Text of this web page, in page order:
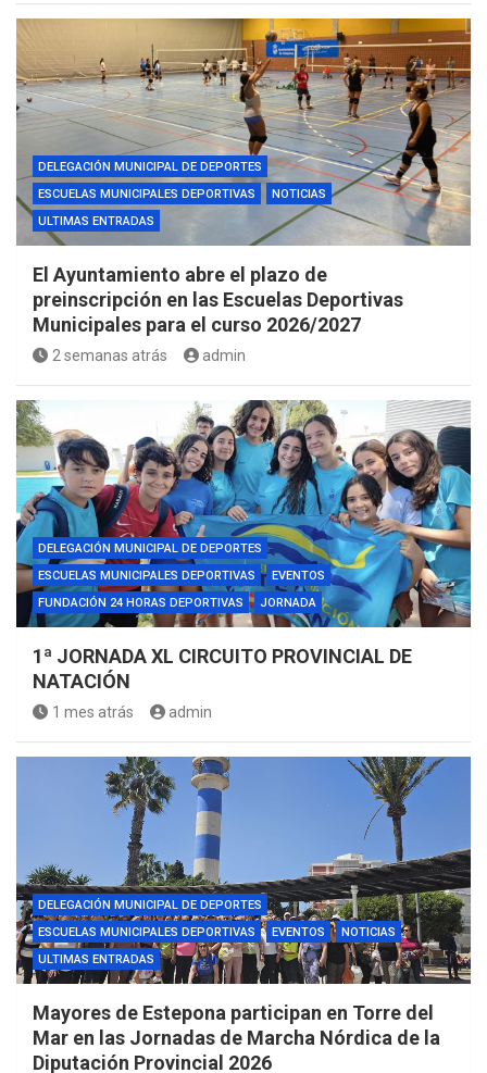
DELEGACIÓN MUNICIPAL DE DEPORTES
ESCUELAS MUNICIPALES DEPORTIVAS
NOTICIAS
ULTIMAS ENTRADAS
El Ayuntamiento abre el plazo de
preinscripción en las Escuelas Deportivas
Municipales para el curso 2026/2027
2 semanas atrás admin
DELEGACIÓN MUNICIPAL DE DEPORTES
ESCUELAS MUNICIPALES DEPORTIVAS
EVENTOS
FUNDACIÓN 24 HORAS DEPORTIVAS
JORNADA
1ª JORNADA XL CIRCUITO PROVINCIAL DE
NATACIÓN
1 mes atrás admin
DELEGACIÓN MUNICIPAL DE DEPORTES
ESCUELAS MUNICIPALES DEPORTIVAS
EVENTOS
NOTICIAS
ULTIMAS ENTRADAS
Mayores de Estepona participan en Torre del
Mar en las Jornadas de Marcha Nórdica de la
Diputación Provincial 2026